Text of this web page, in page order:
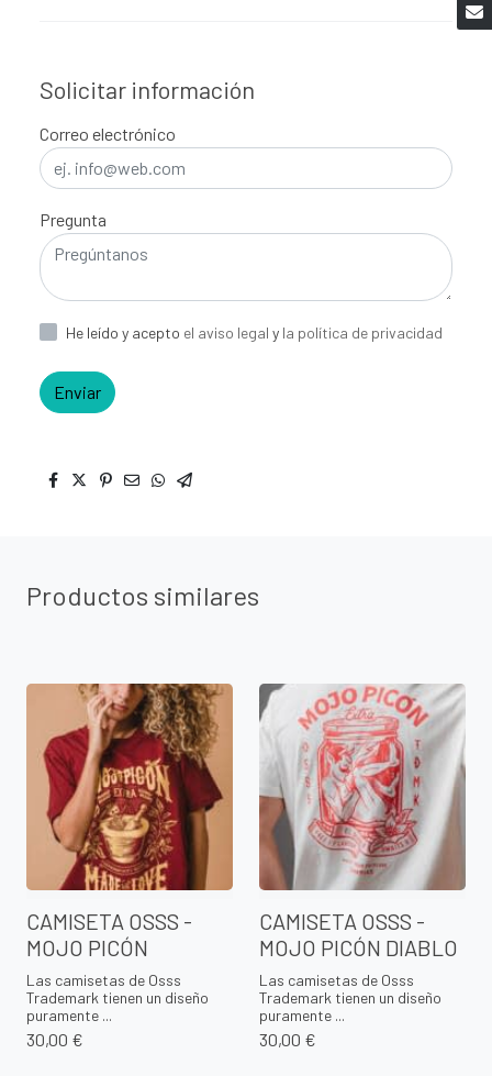
Solicitar información
Correo electrónico
Pregunta
He leído y acepto el aviso legal y la política de privacidad
Enviar
Productos similares
CAMISETA OSSS -
MOJO PICÓN
Las camisetas de Osss
Trademark tienen un diseño
puramente ...
30,00 €
CAMISETA OSSS -
MOJO PICÓN DIABLO
Las camisetas de Osss
Trademark tienen un diseño
puramente ...
30,00 €